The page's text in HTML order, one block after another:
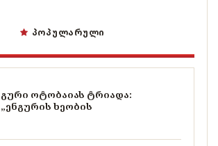
ᲞᲝᲞᲣᲚᲐᲠᲣᲚᲘ
გური ოტობაიას ტრიადა:
„ენგურის ხეობის